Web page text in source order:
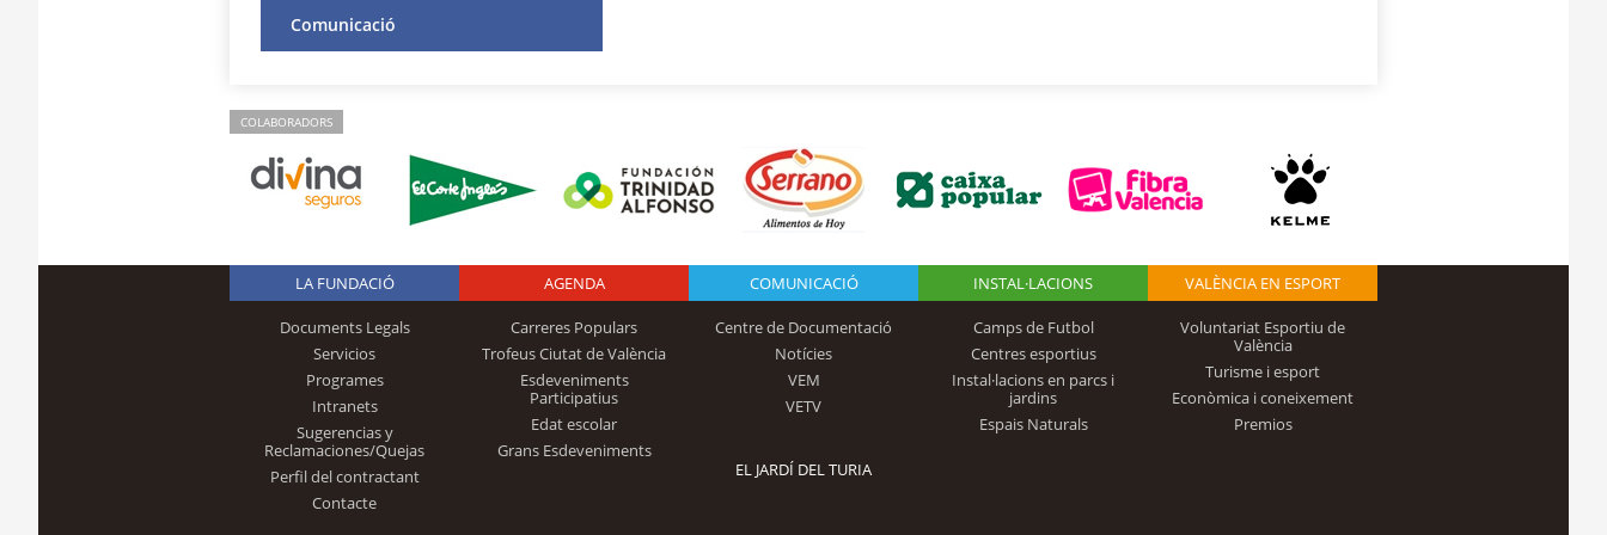
Comunicació
COLABORADORS
Logo Fundación
Trinidad Alfonso
LA FUNDACIÓ
Documents Legals
Servicios
Programes
Intranets
Sugerencias y
Reclamaciones/Quejas
Perfil del contractant
Contacte
AGENDA
Carreres Populars
Trofeus Ciutat de València
Esdeveniments
Participatius
Edat escolar
Grans Esdeveniments
COMUNICACIÓ
Centre de Documentació
Notícies
VEM
VETV
INSTAL·LACIONS
Camps de Futbol
Centres esportius
Instal·lacions en parcs i
jardins
Espais Naturals
VALÈNCIA EN ESPORT
Voluntariat Esportiu de
València
Turisme i esport
Econòmica i coneixement
Premios
EL JARDÍ DEL TURIA